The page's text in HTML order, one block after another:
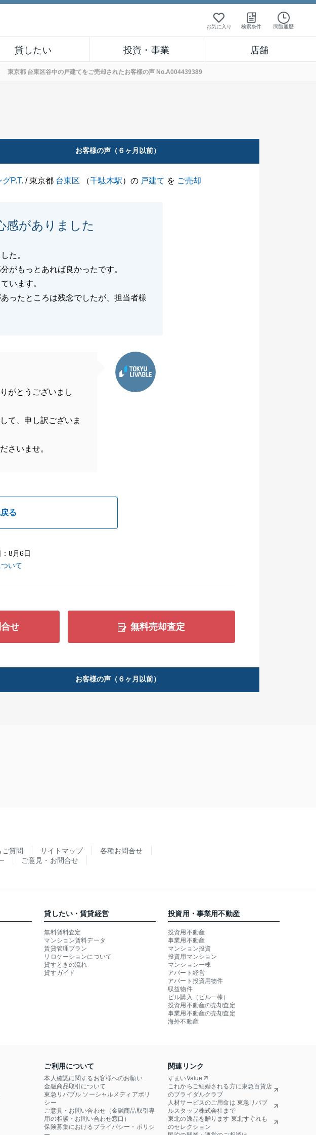
お気に入り 検索条件 閲覧履歴
貸したい 投資・事業 店舗
東京都 台東区谷中の戸建てをご売却されたお客様の声 No.A004439389
お客様の声（６ヶ月以前）
P.T. / 東京都 台東区 （千駄木駅）の 戸建て を ご売却
感がありました
た。
がもっとあれば良かったです。
います。
ったところは残念でしたが、担当者様
がとうございまし
て、申し訳ございま
さいませ。
る
8月6日
いて
せ 無料売却査定
お客様の声（６ヶ月以前）
質問 サイトマップ
各種お問合せ
ご意見・お問合せ
貸したい・賃貸経営
無料賃料査定
マンション賃料データ
賃貸管理プラン
リロケーションについて
貸すときの流れ
貸すガイド
投資用・事業用不動産
投資用不動産
事業用不動産
マンション投資
投資用マンション
マンション一棟
アパート経営
アパート投資用物件
収益物件
ビル購入（ビル一棟）
投資用不動産の売却査定
事業用不動産の売却査定
海外不動産
ご利用について
本人確認に関するお客様へのお願い
金融商品取引について
東急リバブル ソーシャルメディアポリ
シー
ご意見・お問い合わせ（金融商品取引専
用の相談・お問い合わせ窓口）
保険募集におけるプライバシー・ポリシ
関連リンク
すまいValue
これからご結婚される方に東急百貨店
のブライダルクラブ
人材サービスのご用命は 東急リバブ
ルスタッフ株式会社まで
東北の逸品を贈ります 東北すぐれも
のセレクション